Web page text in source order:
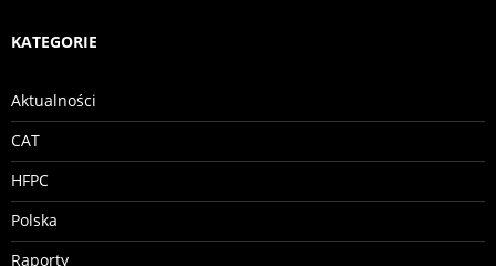
KATEGORIE
Aktualności
CAT
HFPC
Polska
Raporty